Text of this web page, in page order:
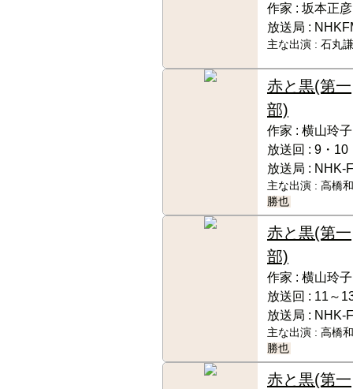
作家 : 坂本正彦
放送局 :
主な出演 : 石丸
赤と黒(第一
部)
作家 : 横山玲子
放送回 : 9・10
放送局 : NHK-
主な出演 : 高橋
勝也
赤と黒(第一
部)
作家 : 横山玲子
放送回 : 11～
放送局 : NHK-
主な出演 : 高橋
勝也
赤と黒(第一